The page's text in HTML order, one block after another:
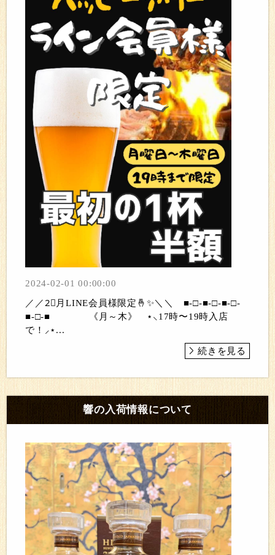
2024-02-01 00:00:00
／／2⃣月LINE会員様限定🤞✨＼＼ ■-□-■-□-■-□-
■-□-■ 《月～木》 ⋆⸜17時〜19時入店
で！⸝⋆...
続きを見る
響の入荷情報について